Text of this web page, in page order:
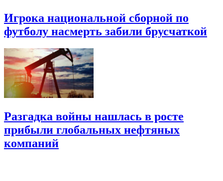
Игрока национальной сборной по
футболу насмерть забили брусчаткой
Разгадка войны нашлась в росте
прибыли глобальных нефтяных
компаний